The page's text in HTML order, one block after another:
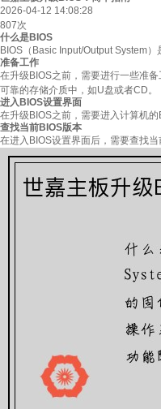
2026-04-12 14:08:28
807次
什么是BIOS
BIOS（Basic Input/Output System
准备工作
在升级BIOS之前，需要进行一些准
可靠的存储介质中，如U盘或者CD。
进入BIOS设置界面
在升级BIOS之前，需要进入计算机
查找当前BIOS版本
在进入BIOS设置界面后，需要查找